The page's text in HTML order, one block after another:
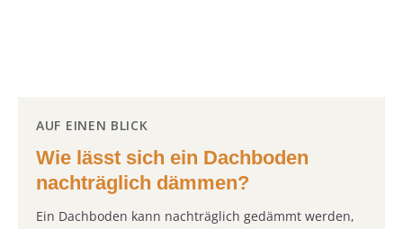
AUF EINEN BLICK
Wie lässt sich ein Dachboden
nachträglich dämmen?
Ein Dachboden kann nachträglich gedämmt werden,